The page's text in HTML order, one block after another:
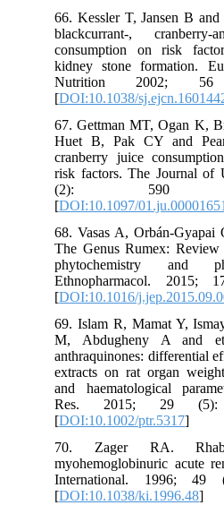
66. Kessler T, Jansen B
blackcurrant-,
consumption on risk
kidney stone
Nutrition 2002;
[DOI:10.1038/
67. Gettman MT, Ogan
Huet B, Pak CY and
cranberry juice
risk factors. The
(2):
[DOI:10.1097/
68. Vasas A, Orbán-
The Genus Rumex:
phytochemistry and
Ethnopharmacol.
[DOI:10.1016/
69. Islam R, Mamat Y,
M, Abdugheny A
anthraquinones:
extracts on rat organ
and haematological
Res. 2015; 29
[DOI:10.1002/ptr.5317
70. Zager RA.
myohemoglobinuric
International.
[DOI:10.1038/ki.1996.48